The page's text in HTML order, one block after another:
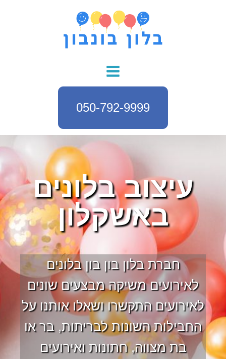
050-792-9999
עיצוב בלונים
באשקלון
חברת בלון בון בון בלונים
לאירועים משיקה מבצעים שונים
לאירועים התקשרו ושאלו אותנו על
החבילות השונות לבריתות, בר או
בת מצווה, חתונות ואירועים